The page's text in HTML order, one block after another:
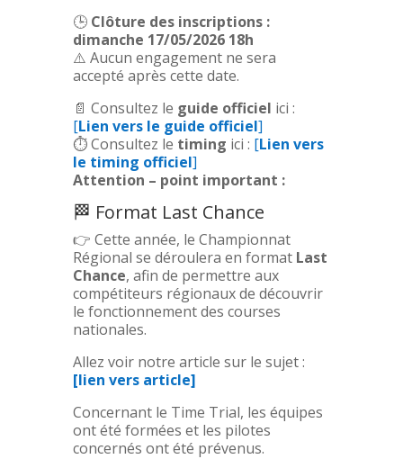
🕒 Clôture des inscriptions :
dimanche 17/05/2026 18h
⚠️ Aucun engagement ne sera
accepté après cette date.
📄 Consultez le guide officiel ici :
[Lien vers le guide officiel]
⏱️​ Consultez le timing ici : [Lien vers
le timing officiel]
Attention – point important :
🏁 Format Last Chance
👉 Cette année, le Championnat
Régional se déroulera en format Last
Chance, afin de permettre aux
compétiteurs régionaux de découvrir
le fonctionnement des courses
nationales.
Allez voir notre article sur le sujet :
[lien vers article]
Concernant le Time Trial, les équipes
ont été formées et les pilotes
concernés ont été prévenus.